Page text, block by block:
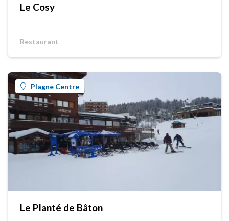
Le Cosy
Restaurant
Plagne Centre
Le Planté de Bâton